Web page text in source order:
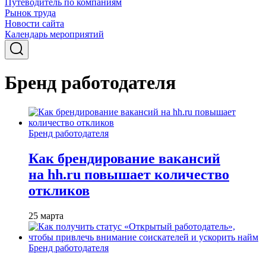
Путеводитель по компаниям
Рынок труда
Новости сайта
Календарь мероприятий
Бренд работодателя
Бренд работодателя
Как брендирование вакансий
на hh.ru повышает количество
откликов
25 марта
Бренд работодателя